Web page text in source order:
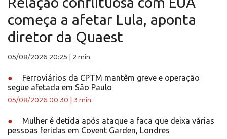
começa a afetar Lula, aponta
diretor da Quaest
05/08/2026 20:25 2 min
●
Ferroviários da CPTM mantêm greve e operação
segue afetada em São Paulo
05/08/2026 00:30 3 min
●
Mulher é detida após ataque a faca que deixa várias
pessoas feridas em Covent Garden, Londres